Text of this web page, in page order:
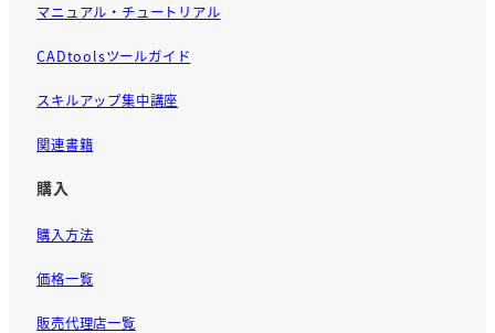
マニュアル・チュートリアル
CADtoolsツールガイド
スキルアップ集中講座
関連書籍
購入
購入方法
価格一覧
販売代理店一覧